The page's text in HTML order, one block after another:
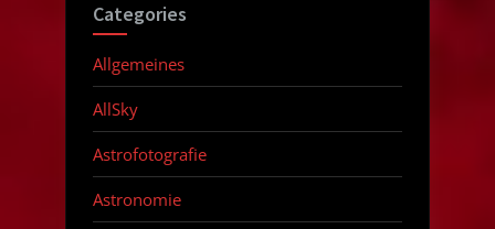
Categories
Allgemeines
AllSky
Astrofotografie
Astronomie